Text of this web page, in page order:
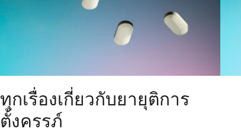
ทุกเรื่องเกี่ยวกับยายุติการ
ตั้งครรภ์